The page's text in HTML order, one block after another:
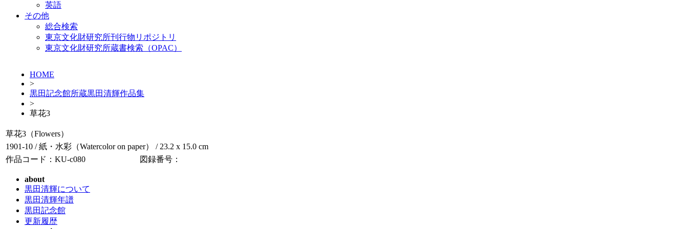
英語
その他
総合検索
東京文化財研究所刊行物リポジトリ
東京文化財研究所蔵書検索（OPAC）
HOME
>
黒田記念館所蔵黒田清輝作品集
>
草花3
草花3（Flowers）
1901-10 / 紙・水彩（Watercolor on paper） / 23.2 x 15.0 cm
作品コード：KU-c080
図録番号：
about
黒田清輝について
黒田清輝年譜
黒田記念館
更新履歴